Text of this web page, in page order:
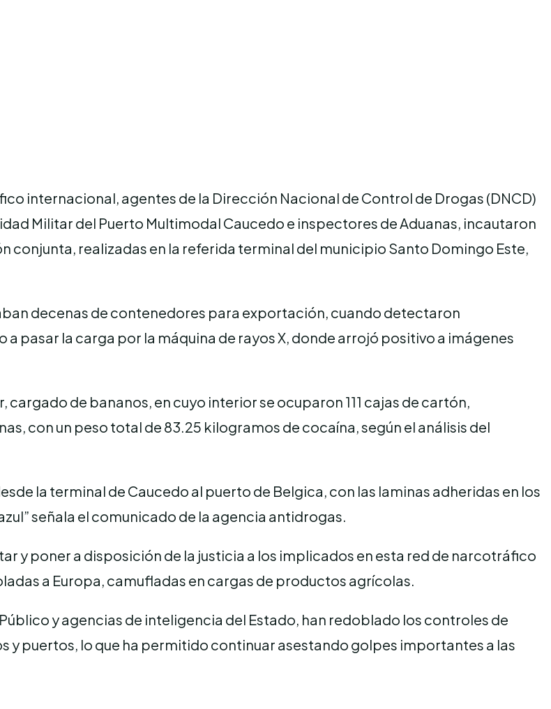
internacional, agentes de la Dirección Nacional de Control de Drogas (DNCD)
Militar del Puerto Multimodal Caucedo e inspectores de Aduanas, incautaron
conjunta, realizadas en la referida terminal del municipio Santo Domingo Este,
decenas de contenedores para exportación, cuando detectaron
pasar la carga por la máquina de rayos X, donde arrojó positivo a imágenes
de bananos, en cuyo interior se ocuparon 111 cajas de cartón,
con un peso total de 83.25 kilogramos de cocaína, según el análisis del
la terminal de Caucedo al puerto de Belgica, con las laminas adheridas en los
señala el comunicado de la agencia antidrogas.
y poner a disposición de la justicia a los implicados en esta red de narcotráfico
a Europa, camufladas en cargas de productos agrícolas.
y agencias de inteligencia del Estado, han redoblado los controles de
puertos, lo que ha permitido continuar asestando golpes importantes a las